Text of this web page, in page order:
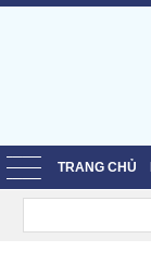
TRANG CHỦ